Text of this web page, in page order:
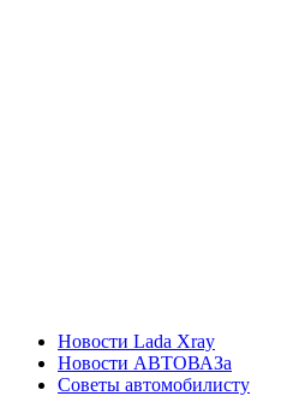
Новости Lada Xray
Новости АВТОВАЗа
Советы автомобилисту